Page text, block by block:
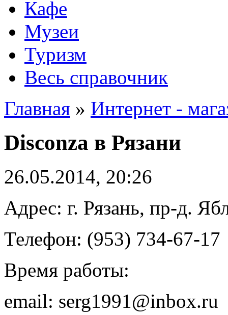
Кафе
Музеи
Туризм
Весь справочник
Главная » Интернет -
Disconza в Рязани
26.05.2014, 20:26
Адрес: г. Рязань, пр-д.
Телефон: (953) 734-67-17
Время работы:
email: serg1991@inbox.ru